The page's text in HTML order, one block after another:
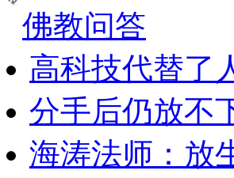
佛教问答
高科技代替了
分手后仍放不
海涛法师：放